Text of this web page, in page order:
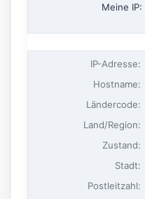
Meine IP:
IP-Adresse:
Hostname:
Ländercode:
Land/Region:
Zustand:
Stadt:
Postleitzahl: